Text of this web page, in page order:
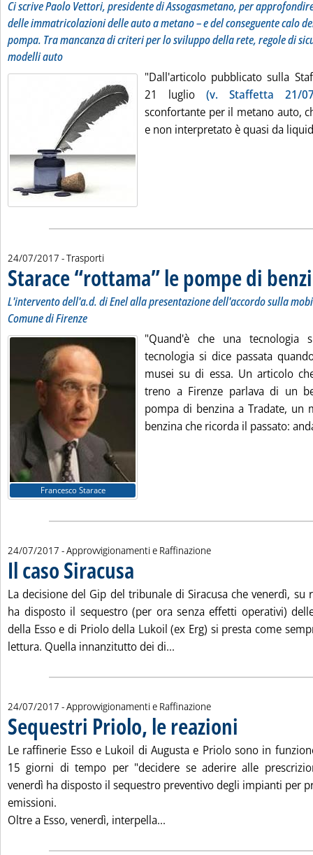
Ci scrive Paolo Vettori, presidente di Assogasmetano, per
delle immatricolazioni delle auto a metano – e del conseguente calo
pompa. Tra mancanza di criteri per lo sviluppo della rete, regole di
modelli auto
"Dall'articolo pubblicato sulla
21 luglio (v. Staffetta 21/
sconfortante per il metano auto,
e non interpretato è quasi da
24/07/2017 - Trasporti
Starace “rottama” le pompe di
L'intervento dell'a.d. di Enel alla presentazione dell'accordo sulla
Comune di Firenze
Francesco Starace
"Quand'è che una tecnologia
tecnologia si dice passata
musei su di essa. Un articolo
treno a Firenze parlava di un
pompa di benzina a Tradate, un
benzina che ricorda il passato:
24/07/2017 - Approvvigionamenti e Raffinazione
Il caso Siracusa
La decisione del Gip del tribunale di Siracusa che venerdì, su
ha disposto il sequestro (per ora senza effetti operativi)
della Esso e di Priolo della Lukoil (ex Erg) si presta come
lettura. Quella innanzitutto dei di...
24/07/2017 - Approvvigionamenti e Raffinazione
Sequestri Priolo, le reazioni
Le raffinerie Esso e Lukoil di Augusta e Priolo sono in
15 giorni di tempo per "decidere se aderire alle
venerdì ha disposto il sequestro preventivo degli impianti per
emissioni.
Oltre a Esso, venerdì, interpella...